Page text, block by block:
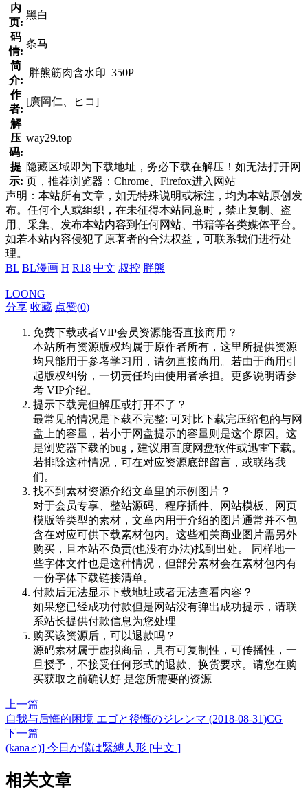
内
页:
黑白
码
情:
条马
简
介:
胖熊筋肉含水印 350P
作
者:
[廣岡仁、ヒコ]
解
压
码:
way29.top
提
示:
隐藏区域即为下载地址，务必下载在解压！如无法打开网
页，推荐浏览器：Chrome、Firefox进入网站
声明：本站所有文章，如无特殊说明或标注，均为本站原创发
布。任何个人或组织，在未征得本站同意时，禁止复制、盗
用、采集、发布本站内容到任何网站、书籍等各类媒体平台。
如若本站内容侵犯了原著者的合法权益，可联系我们进行处
理。
BL BL漫画 H R18 中文 叔控 胖熊
LOONG
分享 收藏 点赞(0)
免费下载或者VIP会员资源能否直接商用？
本站所有资源版权均属于原作者所有，这里所提供资源
均只能用于参考学习用，请勿直接商用。若由于商用引
起版权纠纷，一切责任均由使用者承担。更多说明请参
考 VIP介绍。
提示下载完但解压或打开不了？
最常见的情况是下载不完整: 可对比下载完压缩包的与网
盘上的容量，若小于网盘提示的容量则是这个原因。这
是浏览器下载的bug，建议用百度网盘软件或迅雷下载。
若排除这种情况，可在对应资源底部留言，或联络我
们。
找不到素材资源介绍文章里的示例图片？
对于会员专享、整站源码、程序插件、网站模板、网页
模版等类型的素材，文章内用于介绍的图片通常并不包
含在对应可供下载素材包内。这些相关商业图片需另外
购买，且本站不负责(也没有办法)找到出处。 同样地一
些字体文件也是这种情况，但部分素材会在素材包内有
一份字体下载链接清单。
付款后无法显示下载地址或者无法查看内容？
如果您已经成功付款但是网站没有弹出成功提示，请联
系站长提供付款信息为您处理
购买该资源后，可以退款吗？
源码素材属于虚拟商品，具有可复制性，可传播性，一
旦授予，不接受任何形式的退款、换货要求。请您在购
买获取之前确认好 是您所需要的资源
上一篇
自我与后悔的困境 エゴと後悔のジレンマ (2018-08-31)CG
下一篇
(kana♂)] 今日か僕は緊縛人形 [中文 ]
相关文章